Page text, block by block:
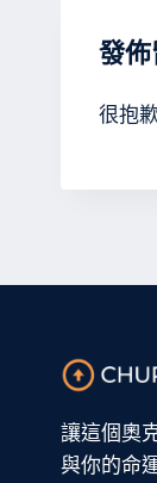
發
很抱
讓這個奧
與你的命